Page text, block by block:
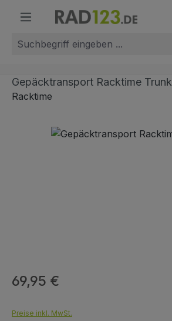
Zum Hauptinhalt springen
Gepäcktransport Racktime Trunk
Racktime
Bildergalerie überspringen
Regulärer Preis:
69,95 €
Preise inkl. MwSt.